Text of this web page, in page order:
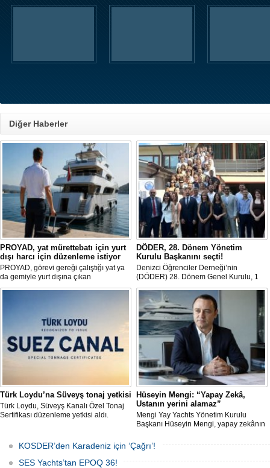
Diğer Haberler
PROYAD, yat mürettebatı için yurt
dışı harcı için düzenleme istiyor
PROYAD, görevi gereği çalıştığı yat ya
da gemiyle yurt dışına çıkan
gemiadamlarının yurt dışı çıkış
DÖDER, 28. Dönem Yönetim
Kurulu Başkanını seçti!
Denizci Öğrenciler Derneği’nin
(DÖDER) 28. Dönem Genel Kurulu, 1
Ağustos Cumartesi günü Türkiye Gemi
Sanayicileri Birliği (GİSBİR) ev
sahipliğinde gerçekleştirildi.
Türk Loydu’na Süveyş tonaj yetkisi
Türk Loydu, Süveyş Kanalı Özel Tonaj
Sertifikası düzenleme yetkisi aldı.
Hüseyin Mengi: “Yapay Zekâ,
Ustanın yerini alamaz”
Mengi Yay Yachts Yönetim Kurulu
Başkanı Hüseyin Mengi, yapay zekânın
özel üretim sürecini, mega yat
tanımındaki değişimi ve hibrit tahrik
sistemlerinin ekonomisini CNN Türk'te
KOSDER’den Karadeniz için ‘Çağrı’!
SES Yachts’tan EPOQ 36!